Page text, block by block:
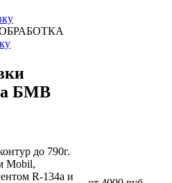
БМВ
до 790г.
Mobil,
R-134a и